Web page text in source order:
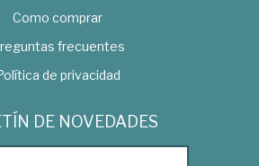
Como comprar
frecuentes
de privacidad
DE NOVEDADES